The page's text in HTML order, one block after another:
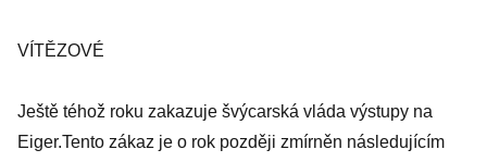
VÍTĚZOVÉ
Ještě téhož roku zakazuje švýcarská vláda výstupy na
Eiger.Tento zákaz je o rok později zmírněn následujícím